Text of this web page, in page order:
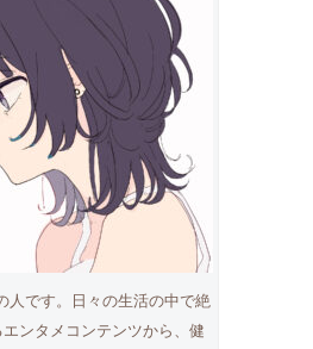
人です。日々の生活の中で絶
ンタメコンテンツから、健